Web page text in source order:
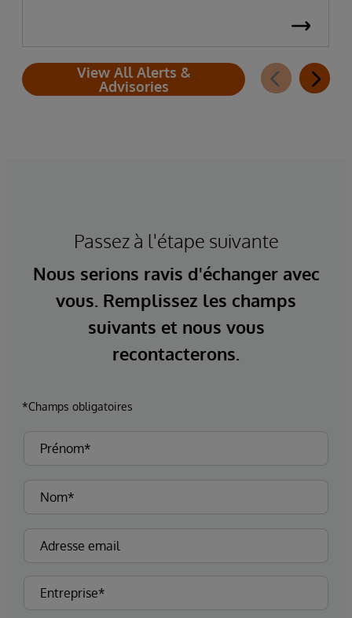
View All Alerts &
Advisories
Passez à l'étape suivante
Nous serions ravis d'échanger avec
vous. Remplissez les champs
suivants et nous vous
recontacterons.
*Champs obligatoires